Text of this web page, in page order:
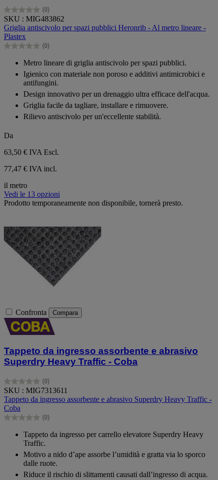
(0)
0.0
su
5
stelle.
SKU : MIG483862
Griglia antiscivolo per spazi pubblici Heronrib - Al metro lineare -
Plastex
(0)
0.0
stelle.
Metro lineare di griglia antiscivolo per spazi pubblici.
Igienico con materiale non poroso e additivi antimicrobici e
antifungini.
Design innovativo per un drenaggio ultra efficace dell'acqua.
Griglia facile da tagliare, installare e rimuovere.
Rilievo antiscivolo per un'eccellente stabilità.
Da
63,50 € IVA Escl.
77,47 € IVA incl.
il metro
Vedi le 13 opzioni
Prodotto temporaneamente non disponibile, tornerà presto.
Confronta Compara
Tappeto da ingresso assorbente e abrasivo
Superdry Heavy Traffic - Coba
(0)
0.0
su
5
stelle.
SKU : MIG7313611
Tappeto da ingresso assorbente e abrasivo Superdry Heavy Traffic -
Coba
(0)
0.0
Tappeto da ingresso per carrello elevatore Superdry Heavy
Traffic.
Motivo a nido d’ape assorbe l’umidità e gratta via lo sporco
dalle ruote.
Riduce il rischio di slittamenti causati dall’ingresso di acqua.